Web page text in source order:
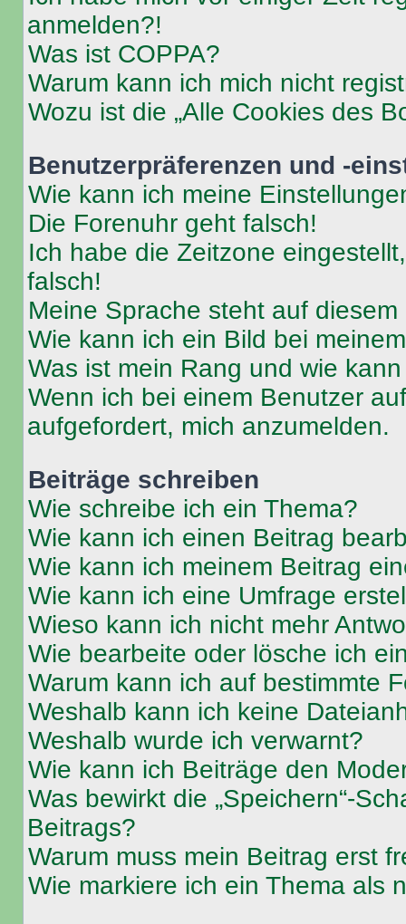
anmelden?!
Was ist COPPA?
Warum kann ich mich nicht
Wozu ist die „Alle Cookies des
Benutzerpräferenzen und -
Wie kann ich meine
Die Forenuhr geht falsch!
Ich habe die Zeitzone
falsch!
Meine Sprache steht auf
Wie kann ich ein Bild bei
Was ist mein Rang und wie
Wenn ich bei einem Benutzer
aufgefordert, mich anzumelden.
Beiträge schreiben
Wie schreibe ich ein Thema?
Wie kann ich einen Beitrag
Wie kann ich meinem Beitrag
Wie kann ich eine Umfrage
Wieso kann ich nicht mehr
Wie bearbeite oder lösche ich
Warum kann ich auf bestimmte
Weshalb kann ich keine
Weshalb wurde ich verwarnt?
Wie kann ich Beiträge den
Was bewirkt die „Speichern“-
Beitrags?
Warum muss mein Beitrag erst
Wie markiere ich ein Thema als